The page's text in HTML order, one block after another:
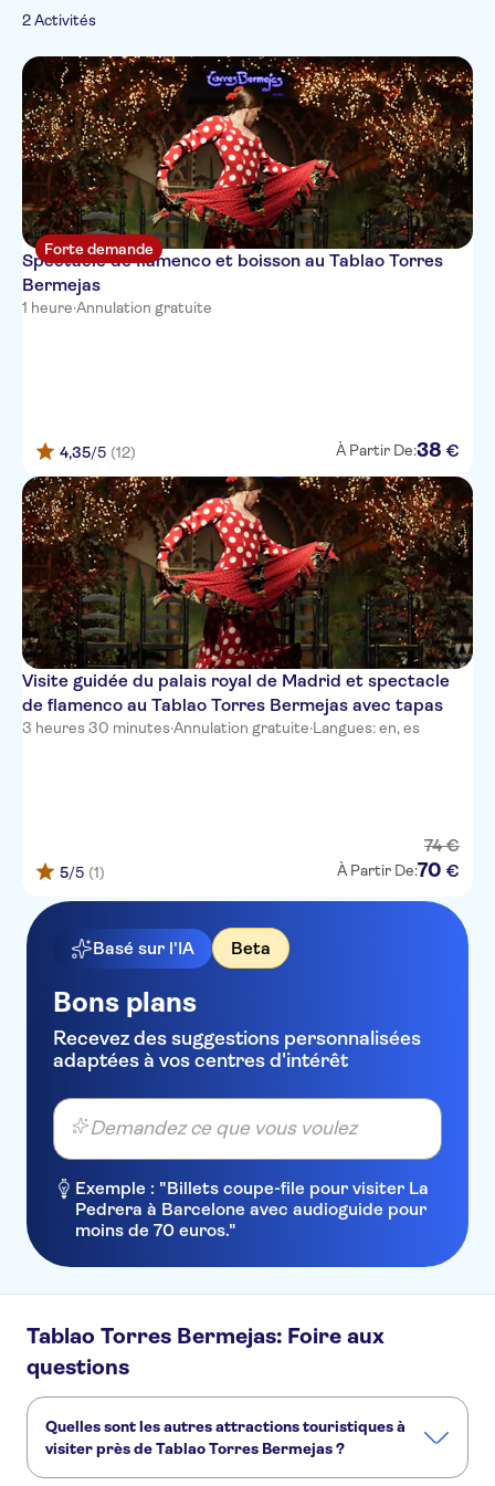
2 Activités
Forte demande
Spectacle de flamenco et boisson au Tablao Torres
Bermejas
1 heure·Annulation gratuite
4,35/5 (12) À Partir De:38 €
Visite guidée du palais royal de Madrid et spectacle
de flamenco au Tablao Torres Bermejas avec tapas
3 heures 30 minutes·Annulation gratuite·Langues: en, es
5/5 (1)
74 €
À Partir De:70 €
Basé sur l'IA Beta
Bons plans
Recevez des suggestions personnalisées
adaptées à vos centres d'intérêt
Demandez ce que vous voulez
Exemple : "Billets coupe-file pour visiter La
Pedrera à Barcelone avec audioguide pour
moins de 70 euros."
Tablao Torres Bermejas: Foire aux
questions
Quelles sont les autres attractions touristiques à
visiter près de Tablao Torres Bermejas ?